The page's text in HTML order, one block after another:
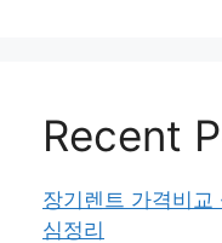
Recent
장기렌트 가격비교
심정리